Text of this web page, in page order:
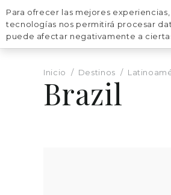
Inicio / Destinos /
Brazil
Para ofrecer las mejores
tecnologías nos permitirá procesar
puede afectar negativamente a